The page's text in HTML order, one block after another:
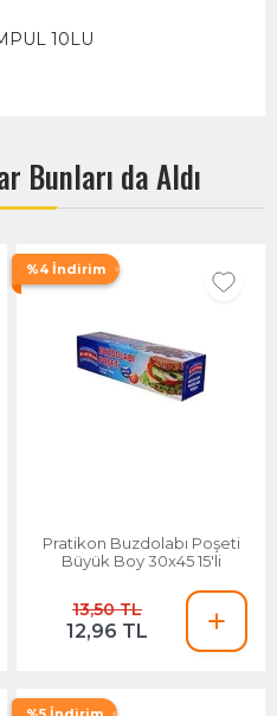
10LU
Bunları da Aldı
%4 İndirim
Pratikon Buzdolabı Poşeti
Büyük Boy 30x45 15'li
13,50 TL
12,96 TL